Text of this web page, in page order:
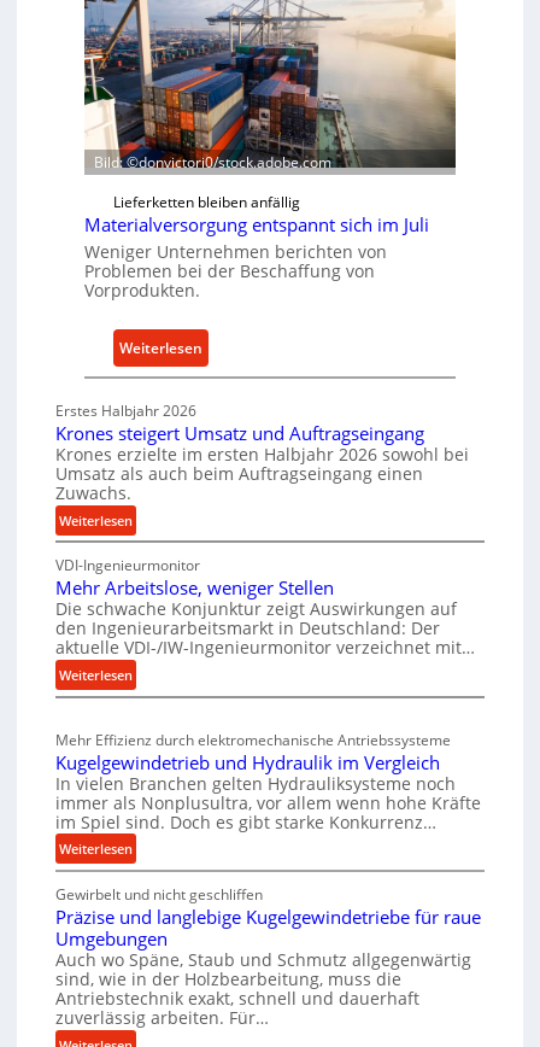
i
o
n
i
n
d
e
n
M
i
t
e
l
s
a
n
d
n
f
ü
h
r
u
n
e
n
e
ö
h
d
i
e
f
o
r
a
c
e
b
e
m
D
r
ü
c
k
p
Bild: ©donvictori0/stock.adobe.com
Lieferketten bleiben anfällig
Materialversorgung entspannt sich im Juli
Weniger Unternehmen berichten von
Problemen bei der Beschaffung von
Vorprodukten.
Weiterlesen:
M
e
r
l
e
r
s
r
u
n
g
e
t
s
p
a
n
n
t
Erstes Halbjahr 2026
Krones steigert Umsatz und Auftragseingang
Krones erzielte im ersten Halbjahr 2026 sowohl bei
Umsatz als auch beim Auftragseingang einen
Zuwachs.
Weiterlesen:
K
r
o
n
e
s
s
t
i
g
e
r
t
U
t
z
u
n
VDI-Ingenieurmonitor
Mehr Arbeitslose, weniger Stellen
Die schwache Konjunktur zeigt Auswirkungen auf
den Ingenieurarbeitsmarkt in Deutschland: Der
aktuelle VDI-/IW-Ingenieurmonitor verzeichnet mit…
Weiterlesen:
M
h
r
A
r
b
e
t
s
l
o
s
e
,
Mehr Effizienz durch elektromechanische Antriebssysteme
Kugelgewindetrieb und Hydraulik im Vergleich
In vielen Branchen gelten Hydrauliksysteme noch
immer als Nonplusultra, vor allem wenn hohe Kräfte
im Spiel sind. Doch es gibt starke Konkurrenz…
Weiterlesen:
K
u
g
e
l
g
e
w
Gewirbelt und nicht geschliffen
Präzise und langlebige Kugelgewindetriebe für raue
Umgebungen
Auch wo Späne, Staub und Schmutz allgegenwärtig
sind, wie in der Holzbearbeitung, muss die
Antriebstechnik exakt, schnell und dauerhaft
zuverlässig arbeiten. Für…